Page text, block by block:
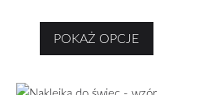
POKAŻ OPCJE